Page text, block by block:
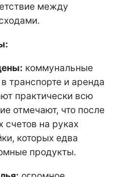
между
коммунальные
транспорте и аренда
практически всю
отмечают, что после
счетов на руках
которых едва
продукты.